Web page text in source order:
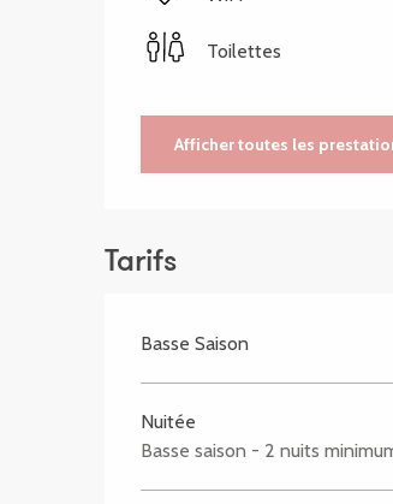
Toilettes
Afficher toutes les
Tarifs
Basse Saison
Nuitée
Basse saison - 2 nuits